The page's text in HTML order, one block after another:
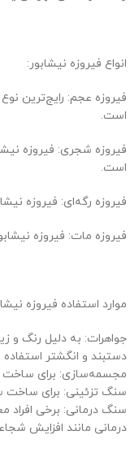
انواع فیروزه نیشابور:
فیروزه عجم: رایج‌ترین
است.
فیروزه شجری: فیروزه
است.
فیروزه رگه‌ای: فیروزه
فیروزه مات: فیروزه
موارد استفاده فیروزه
جواهرات: به دلیل رنگ و
دستبند و انگشتر
مجسمه‌سازی: برای
سنگ تزئینی: برای ساخت
سنگ درمانی: برخی افراد
درمانی مانند افزایش